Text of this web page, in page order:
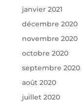
janvier 2021
décembre 2020
novembre 2020
octobre 2020
septembre 2020
août 2020
juillet 2020